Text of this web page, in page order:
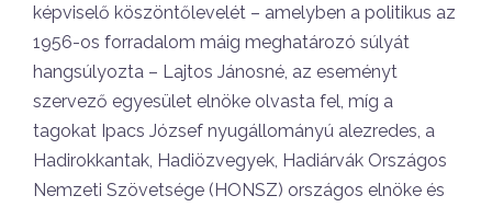
képviselő köszöntőlevelét – amelyben a politikus az
1956-os forradalom máig meghatározó súlyát
hangsúlyozta – Lajtos Jánosné, az eseményt
szervező egyesület elnöke olvasta fel, míg a
tagokat Ipacs József nyugállományú alezredes, a
Hadirokkantak, Hadiözvegyek, Hadiárvák Országos
Nemzeti Szövetsége (HONSZ) országos elnöke és